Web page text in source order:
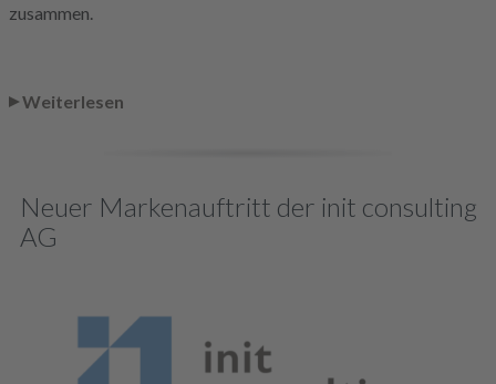
zusammen.
Weiterlesen
Neuer Markenauftritt der init consulting
AG